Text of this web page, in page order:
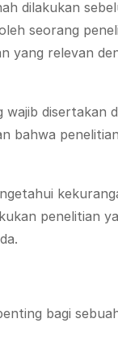
dilakukan
seorang
yang relevan
disertakan
bahwa
penelitian
bagi